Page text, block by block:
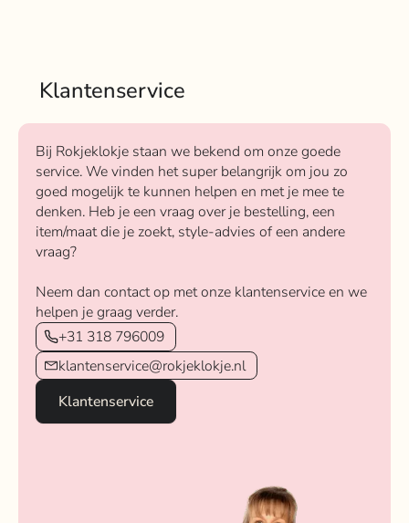
Klantenservice
Bij Rokjeklokje staan we bekend om onze goede
service. We vinden het super belangrijk om jou zo
goed mogelijk te kunnen helpen en met je mee te
denken. Heb je een vraag over je bestelling, een
item/maat die je zoekt, style-advies of een andere
vraag?
Neem dan contact op met onze klantenservice en we
helpen je graag verder.
+31 318 796009
klantenservice@rokjeklokje.nl
Klantenservice